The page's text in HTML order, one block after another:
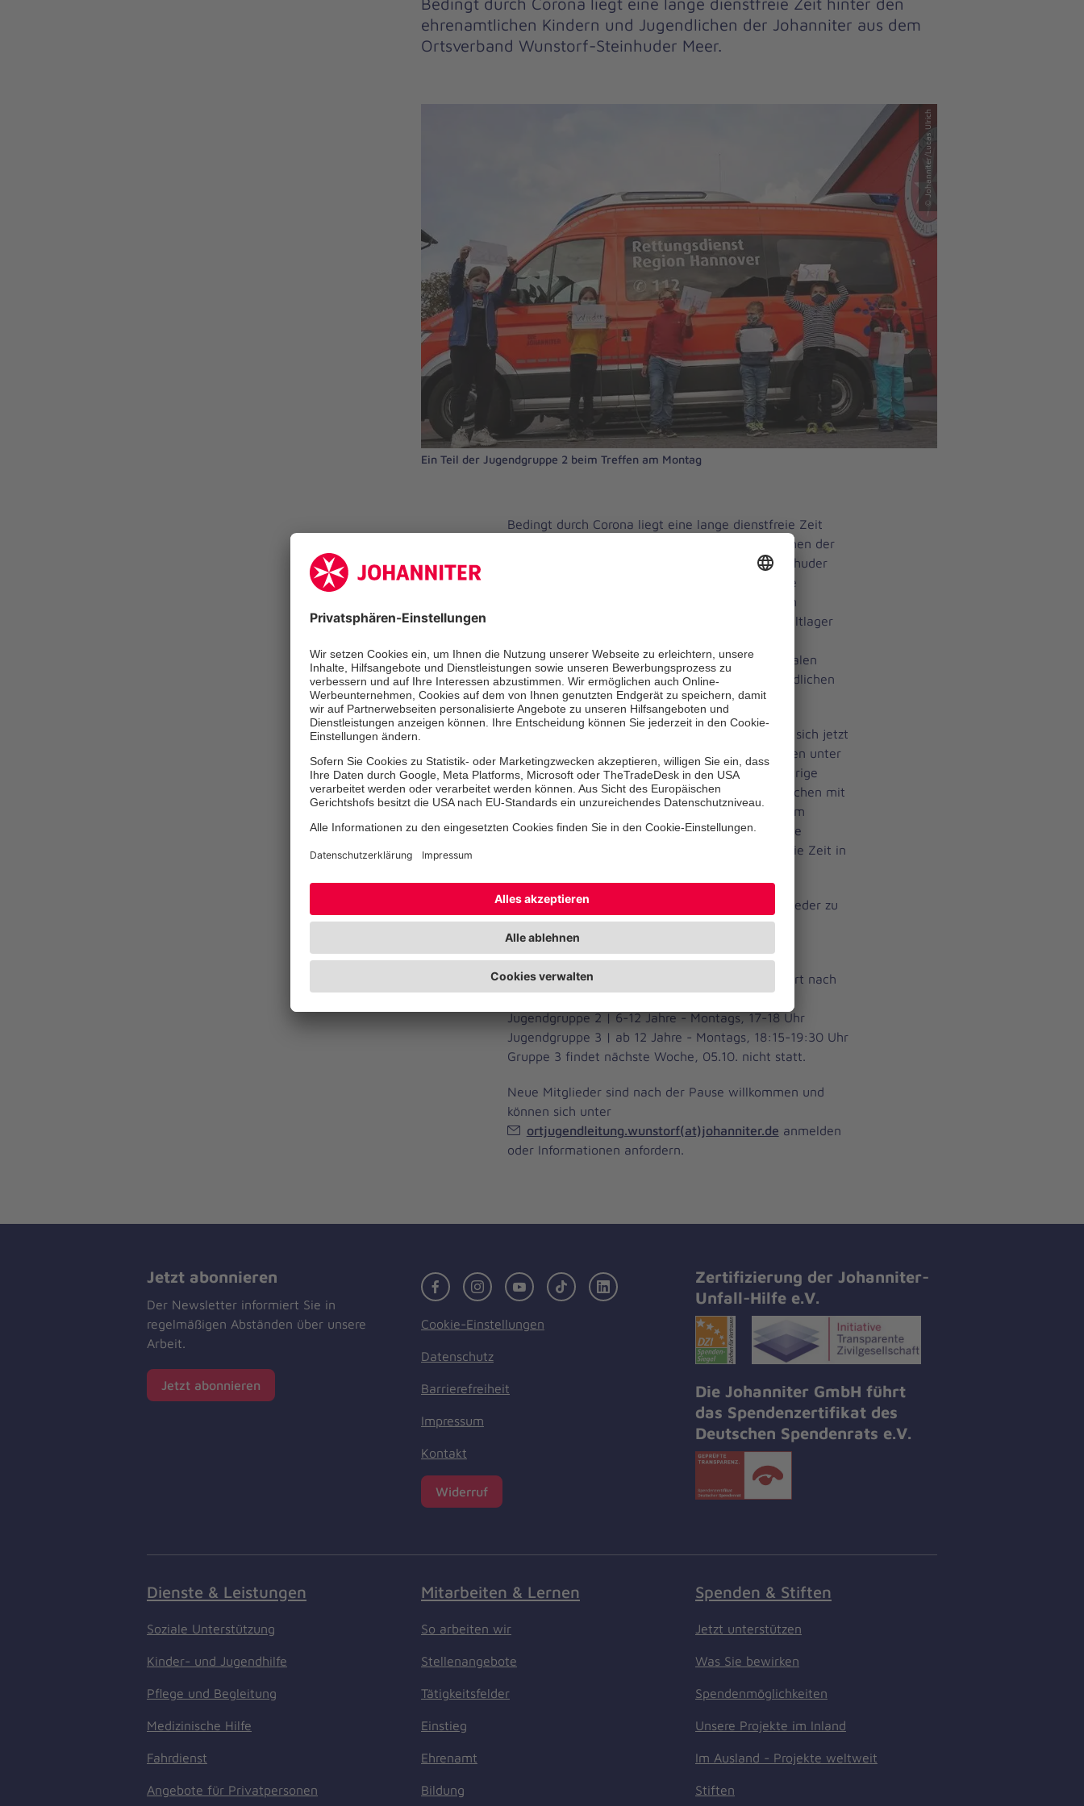
ehrenamtlichen Kindern und Jugendlichen der Johanniter aus dem
Ortsverband Wunstorf-Steinhuder Meer.
© Johanniter/Lucas Ulrich
Ein Teil der Jugendgruppe 2 beim Treffen am Montag
Bedingt durch Corona liegt eine lange dienstfreie Zeit
hinter den ehrenamtlichen Kinder und Jugendlichen der
Johanniter aus dem Ortsverband Wunstorf-Steinhuder
Meer. In der Hochphase der Pandemie ruhten die
regulären Jugendstunden. Zudem mussten in den
vergangenen Monaten viele Veranstaltungen, Zeltlager
Jugendgruppen in dieser Zeit aber nicht: In digitalen
Videokonferenzen trafen sich die größeren Jugendlichen
und tauschten sich aus.
Nach einer langen Vorbereitungszeit konnten sie sich jetzt
erstmals wieder treffen. Die Jugendstunden finden unter
festgelegten Hygienemaßnahmen statt. Der gestrige
Probelauf zeigte,wie gut die Kinder und Jugendlichen mit
den festgelegten Regularien umgehen können. Am
größten war aber die Freude über das persönliche
Wiedersehen. Die Teilnehmer berichteten über die Zeit in
Die Treffen der Jugendgruppen findet ab jetzt wieder zu
folgenden Zeiten statt, ausgenommen sind die
Herbstferien.
Jugendgruppe 1/Blaulichtbande | 3-6 Jahre - Start nach
Jugendgruppe 2 | 6-12 Jahre - Montags, 17-18 Uhr
Jugendgruppe 3 | ab 12 Jahre - Montags, 18:15-19:30 Uhr
Gruppe 3 findet nächste Woche, 05.10. nicht statt.
Neue Mitglieder sind nach der Pause willkommen und
können sich unter
ortjugendleitung.wunstorf(at)johanniter.de anmelden
oder Informationen anfordern.
Jetzt abonnieren
Der Newsletter informiert Sie in
regelmäßigen Abständen über unsere
Arbeit.
Jetzt abonnieren
FacebookInstagramYoutubeTikTok LinkedIn
Cookie-Einstellungen
Datenschutz
Barrierefreiheit
Impressum
Kontakt
Widerruf
Zertifizierung der Johanniter-
Unfall-Hilfe e.V.
Die Johanniter GmbH führt
das Spendenzertifikat des
Deutschen Spendenrats e.V.
Dienste & Leistungen
Soziale Unterstützung
Kinder- und Jugendhilfe
Pflege und Begleitung
Medizinische Hilfe
Fahrdienst
Angebote für Privatpersonen
Mitarbeiten & Lernen
So arbeiten wir
Stellenangebote
Tätigkeitsfelder
Einstieg
Ehrenamt
Bildung
Spenden & Stiften
Jetzt unterstützen
Was Sie bewirken
Spendenmöglichkeiten
Unsere Projekte im Inland
Im Ausland - Projekte weltweit
Stiften